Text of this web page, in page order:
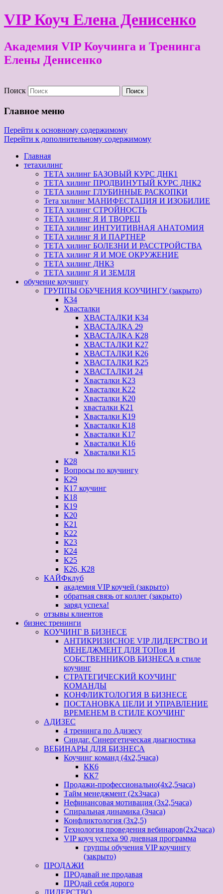
VIP Коуч Елена Денисенко
Академия VIP Коучинга и Тренинга
Елены Денисенко
Поиск
Главное меню
Перейти к основному содержимому
Перейти к дополнительному содержимому
Главная
тетахилинг
ТЕТА хилинг БАЗОВЫЙ КУРС ДНК1
ТЕТА хилинг ПРОДВИНУТЫЙ КУРС ДНК2
ТЕТА хилинг ГЛУБИННЫЕ РАСКОПКИ
Тета хилинг МАНИФЕСТАЦИЯ И ИЗОБИЛИЕ
ТЕТА хилинг СТРОЙНОСТЬ
ТЕТА хилинг Я И ТВОРЕЦ
ТЕТА хилинг ИНТУИТИВНАЯ АНАТОМИЯ
ТЕТА хилинг Я И ПАРТНЕР
ТЕТА хилинг БОЛЕЗНИ И РАССТРОЙСТВА
ТЕТА хилинг Я И МОЕ ОКРУЖЕНИЕ
ТЕТА хилинг ДНК3
ТЕТА хилинг Я И ЗЕМЛЯ
обучение коучингу
ГРУППЫ ОБУЧЕНИЯ КОУЧИНГУ (закрыто)
К34
Хвасталки
ХВАСТАЛКИ К34
ХВАСТАЛКА 29
ХВАСТАЛКА К28
ХВАСТАЛКИ К27
ХВАСТАЛКИ К26
ХВАСТАЛКИ К25
ХВАСТАЛКИ 24
Хвасталки К23
Хвасталки К22
Хвасталки К20
хвасталки К21
Хвасталки К19
Хвасталки К18
Хвасталки К17
Хвасталки К16
Хвасталки К15
К28
Вопросы по коучингу
К29
К17 коучинг
К18
К19
К20
К21
К22
К23
К24
К25
К26, К28
КАЙФклуб
академия VIP коучей (закрыто)
обратная связь от коллег (закрыто)
заряд успеха!
отзывы клиентов
бизнес тренинги
КОУЧИНГ В БИЗНЕСЕ
АНТИКРИЗИСНОЕ VIP ЛИДЕРСТВО И
МЕНЕДЖМЕНТ ДЛЯ ТОПов И
СОБСТВЕННИКОВ БИЗНЕСА в стиле
коучинг
СТРАТЕГИЧЕСКИЙ КОУЧИНГ
КОМАНДЫ
КОНФЛИКТОЛОГИЯ В БИЗНЕСЕ
ПОСТАНОВКА ЦЕЛИ И УПРАВЛЕНИЕ
ВРЕМЕНЕМ В СТИЛЕ КОУЧИНГ
АДИЗЕС
4 тренинга по Адизесу
Синдаг. Синергетическая диагностика
ВЕБИНАРЫ ДЛЯ БИЗНЕСА
Коучинг команд (4х2,5часа)
КК6
КК7
Продажи-профессионально(4х2,5часа)
Тайм менеджмент (2х3часа)
Нефинансовая мотивация (3х2,5часа)
Спиральная динамика (3часа)
Конфликтология (3х2,5)
Технология проведения вебинаров(2х2часа)
VIP коуч успеха 90 дневная программа
группы обучения VIP коучингу
(закрыто)
ПРОДАЖИ
ПРОдавай не продавая
ПРОдай себя дорого